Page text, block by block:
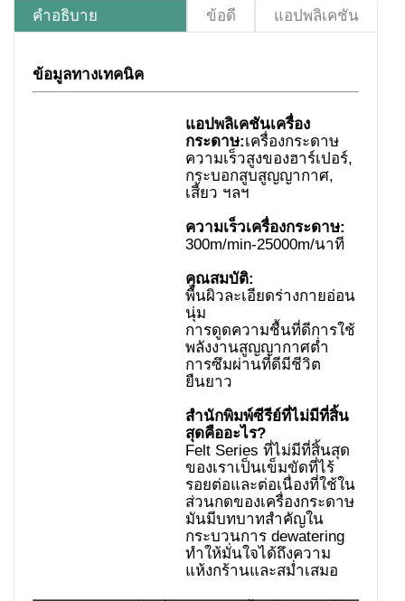
คำอธิบาย ข้อดี แอปพลิเคชัน
ข้อมูลทางเทคนิค
แอปพลิเคชันเครื่อง
กระดาษ:เครื่องกระดาษ
ความเร็วสูงของฮาร์เปอร์,
กระบอกสูบสูญญากาศ,
เสี้ยว ฯลฯ
ความเร็วเครื่องกระดาษ:
300m/min-25000m/นาที
คุณสมบัติ:
พื้นผิวละเอียดร่างกายอ่อน
นุ่ม
การดูดความชื้นที่ดีการใช้
พลังงานสูญญากาศต่ำ
การซึมผ่านที่ดีมีชีวิต
ยืนยาว
สำนักพิมพ์ซีรีย์ที่ไม่มีที่สิ้น
สุดคืออะไร?
Felt Series ที่ไม่มีที่สิ้นสุด
ของเราเป็นเข็มขัดที่ไร้
รอยต่อและต่อเนื่องที่ใช้ใน
ส่วนกดของเครื่องกระดาษ
มันมีบทบาทสำคัญใน
กระบวนการ dewatering
ทำให้มั่นใจได้ถึงความ
แห้งกร้านและสม่ำเสมอ